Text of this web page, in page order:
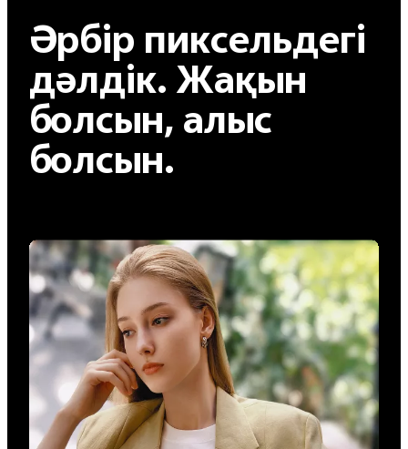
Әрбір пиксельдегі
дәлдік. Жақын
болсын, алыс
болсын.